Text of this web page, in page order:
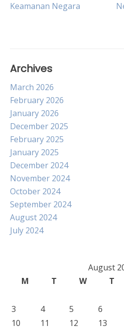
navigation
Keamanan Negara
Archives
March 2026
February 2026
January 2026
December 2025
February 2025
January 2025
December 2024
November 2024
October 2024
September 2024
August 2024
July 2024
August
M
T W T
3
4 5 6
10
11 12 13